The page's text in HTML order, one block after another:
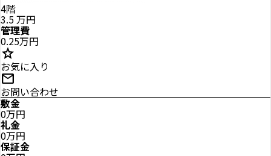
4階
3.5万円
管理費
0.25万円
star
お気に入り
mail
お問い合わせ
敷金
0万円
礼金
0万円
保証金